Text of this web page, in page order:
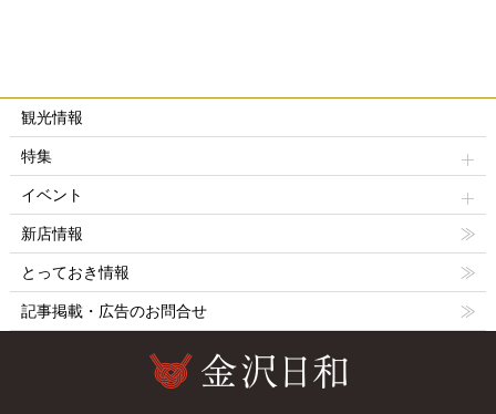
観光情報
特集
イベント
新店情報
とっておき情報
記事掲載・広告のお問合せ